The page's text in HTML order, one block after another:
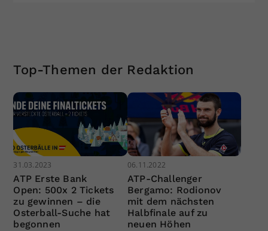
Top-Themen der Redaktion
31.03.2023
ATP Erste Bank
Open: 500x 2 Tickets
zu gewinnen – die
Osterball-Suche hat
begonnen
06.11.2022
ATP-Challenger
Bergamo: Rodionov
mit dem nächsten
Halbfinale auf zu
neuen Höhen